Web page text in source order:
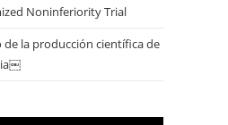
Noninferiority Trial
la producción científica de